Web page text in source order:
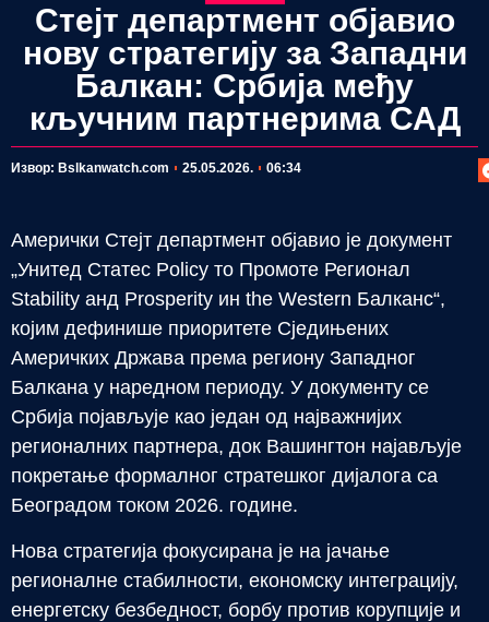
Стејт департмент објавио
нову стратегију за Западни
Балкан: Србија међу
кључним партнерима САД
Извор: Bslkanwatch.com 25.05.2026. 06:34
Амерички Стејт департмент објавио је документ
„Унитед Статес Policy то Промоте Регионал
Stability анд Prosperity ин the Western Балканс“,
којим дефинише приоритете Сједињених
Америчких Држава према региону Западног
Балкана у наредном периоду. У документу се
Србија појављује као један од најважнијих
регионалних партнера, док Вашингтон најављује
покретање формалног стратешког дијалога са
Београдом током 2026. године.
Нова стратегија фокусирана је на јачање
регионалне стабилности, економску интеграцију,
енергетску безбедност, борбу против корупције и